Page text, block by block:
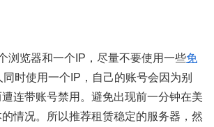
浏览器和一个IP，尽量不要使用一些免
同时使用一个IP，自己的账号会因为别
连带账号禁用。避免出现前一分钟在美
情况。所以推荐租赁稳定的服务器，然